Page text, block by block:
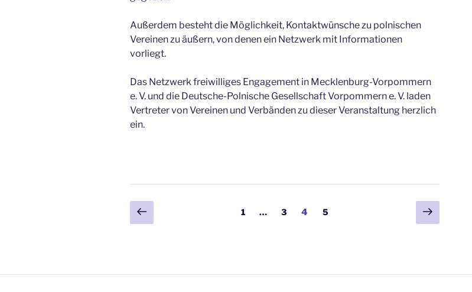
Außerdem besteht die Möglichkeit, Kontaktwünsche zu polnischen
Vereinen zu äußern, von denen ein Netzwerk mit Informationen
vorliegt.
Das Netzwerk freiwilliges Engagement in Mecklenburg-Vorpommern
e. V. und die Deutsche-Polnische Gesellschaft Vorpommern e. V. laden
Vertreter von Vereinen und Verbänden zu dieser Veranstaltung herzlich
ein.
Beitragsnavigation
Vorherige
Seite
Seite
1 … Seite
3 Seite
4 Seite
5
Nächste
Seite